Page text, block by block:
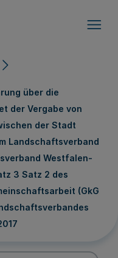
über die
der Vergabe von
der Stadt
Landschaftsverband
Westfalen-
3 Satz 2 des
(GkG